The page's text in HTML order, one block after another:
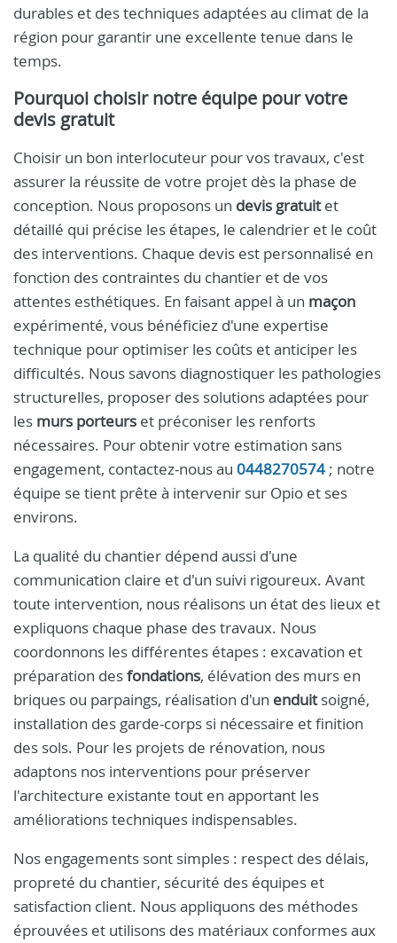
durables et des techniques adaptées au climat de la
région pour garantir une excellente tenue dans le
temps.
Pourquoi choisir notre équipe pour votre
devis gratuit
Choisir un bon interlocuteur pour vos travaux, c'est
assurer la réussite de votre projet dès la phase de
conception. Nous proposons un devis gratuitet
détaillé qui précise les étapes, le calendrier et le coût
des interventions. Chaque devis est personnalisé en
fonction des contraintes du chantier et de vos
attentes esthétiques. En faisant appel à un maçon
expérimenté, vous bénéficiez d'une expertise
technique pour optimiser les coûts et anticiper les
difficultés. Nous savons diagnostiquer les pathologies
structurelles, proposer des solutions adaptées pour
les murs porteurs et préconiser les renforts
nécessaires. Pour obtenir votre estimation sans
engagement, contactez-nous au 0448270574 ; notre
équipe se tient prête à intervenir sur Opio et ses
environs.
La qualité du chantier dépend aussi d'une
communication claire et d'un suivi rigoureux. Avant
toute intervention, nous réalisons un état des lieux et
expliquons chaque phase des travaux. Nous
coordonnons les différentes étapes : excavation et
préparation desfondations, élévation des murs en
briques ou parpaings, réalisation d'un enduitsoigné,
installation des garde-corps si nécessaire et finition
des sols. Pour les projets de rénovation, nous
adaptons nos interventions pour préserver
l'architecture existante tout en apportant les
améliorations techniques indispensables.
Nos engagements sont simples : respect des délais,
propreté du chantier, sécurité des équipes et
satisfaction client. Nous appliquons des méthodes
éprouvées et utilisons des matériaux conformes aux